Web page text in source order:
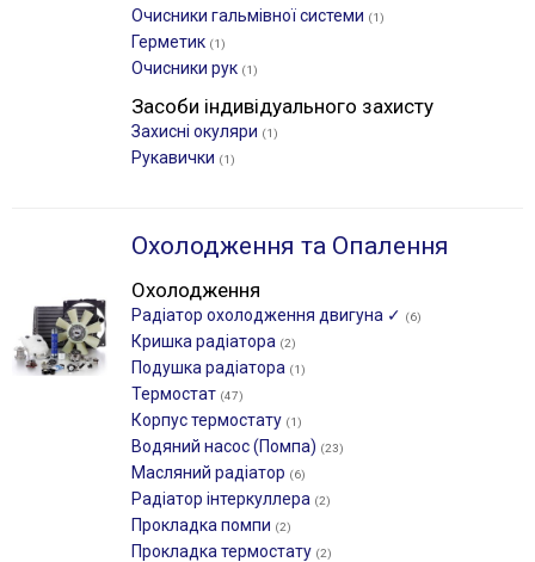
Очисники гальмівної системи (1)
Герметик (1)
Очисники рук (1)
Засоби індивідуального захисту
Захисні окуляри (1)
Рукавички (1)
Охолодження та Опалення
Охолодження
Радіатор охолодження двигуна ✓ (6)
Кришка радіатора (2)
Подушка радіатора (1)
Термостат (47)
Корпус термостату (1)
Водяний насос (Помпа) (23)
Масляний радіатор (6)
Радіатор інтеркуллера (2)
Прокладка помпи (2)
Прокладка термостату (2)